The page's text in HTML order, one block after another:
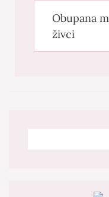
Obupana
živci